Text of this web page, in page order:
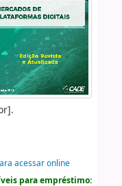
.
acessar online
para empréstimo: